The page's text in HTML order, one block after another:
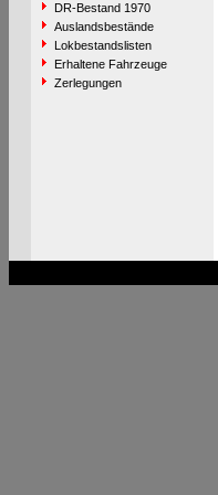
DR-Bestand 1970
Auslandsbestände
Lokbestandslisten
Erhaltene Fahrzeuge
Zerlegungen